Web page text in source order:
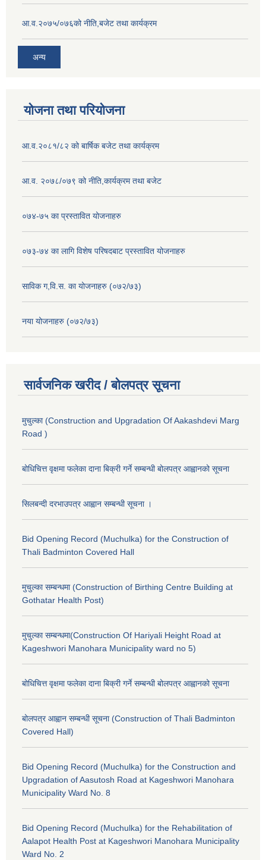
आ.व.२०७५/०७६को नीति,बजेट तथा कार्यक्रम
अन्य
योजना तथा परियोजना
आ.व.२०८१/८२ को बार्षिक बजेट तथा कार्यक्रम
आ.व. २०७८/०७९ को नीति,कार्यक्रम तथा बजेट
०७४-७५ का प्रस्तावित योजनाहरु
०७३-७४ का लागि विशेष परिषदबाट प्रस्तावित योजनाहरु
साविक ग,वि.स. का योजनाहरु (०७२/७३)
नया योजनाहरु (०७२/७३)
सार्वजनिक खरीद / बोलपत्र सूचना
मुचुल्का (Construction and Upgradation Of Aakashdevi Marg
Road )
बोधिचित्त वृक्षमा फलेका दाना बिक्री गर्ने सम्बन्धी बोलपत्र आह्वानको सूचना
सिलबन्दी दरभाउपत्र आह्वान सम्बन्धी सूचना ।
Bid Opening Record (Muchulka) for the Construction of
Thali Badminton Covered Hall
मुचुल्का सम्बन्धमा (Construction of Birthing Centre Building at
Gothatar Health Post)
मुचुल्का सम्बन्धमा(Construction Of Hariyali Height Road at
Kageshwori Manohara Municipality ward no 5)
बोधिचित्त वृक्षमा फलेका दाना बिक्री गर्ने सम्बन्धी बोलपत्र आह्वानको सूचना
बोलपत्र आह्वान सम्बन्धी सूचना (Construction of Thali Badminton
Covered Hall)
Bid Opening Record (Muchulka) for the Construction and
Upgradation of Aasutosh Road at Kageshwori Manohara
Municipality Ward No. 8
Bid Opening Record (Muchulka) for the Rehabilitation of
Aalapot Health Post at Kageshwori Manohara Municipality
Ward No. 2